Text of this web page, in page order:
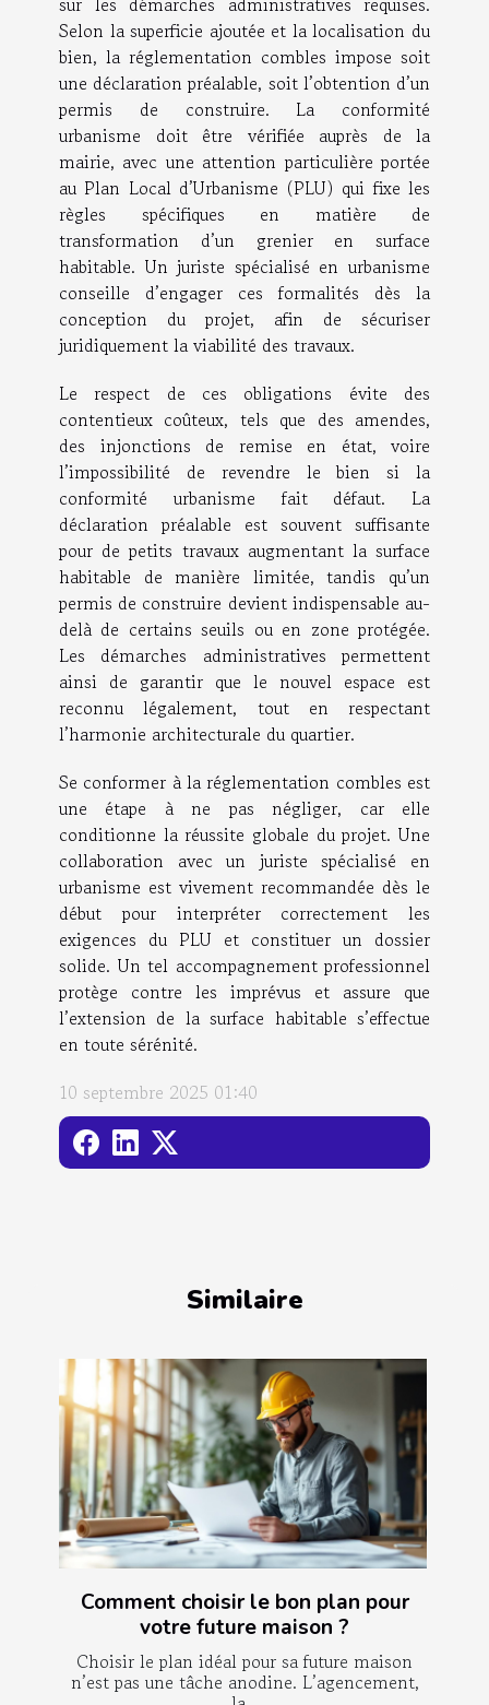
Selon la superficie ajoutée et la localisation du
bien, la réglementation combles impose soit
une déclaration préalable, soit l’obtention d’un
permis de construire. La conformité
urbanisme doit être vérifiée auprès de la
mairie, avec une attention particulière portée
au Plan Local d’Urbanisme (PLU) qui fixe les
règles spécifiques en matière de
transformation d’un grenier en surface
habitable. Un juriste spécialisé en urbanisme
conseille d’engager ces formalités dès la
conception du projet, afin de sécuriser
juridiquement la viabilité des travaux.
Le respect de ces obligations évite des
contentieux coûteux, tels que des amendes,
des injonctions de remise en état, voire
l’impossibilité de revendre le bien si la
conformité urbanisme fait défaut. La
déclaration préalable est souvent suffisante
pour de petits travaux augmentant la surface
habitable de manière limitée, tandis qu’un
permis de construire devient indispensable au-
delà de certains seuils ou en zone protégée.
Les démarches administratives permettent
ainsi de garantir que le nouvel espace est
reconnu légalement, tout en respectant
l’harmonie architecturale du quartier.
Se conformer à la réglementation combles est
une étape à ne pas négliger, car elle
conditionne la réussite globale du projet. Une
collaboration avec un juriste spécialisé en
urbanisme est vivement recommandée dès le
début pour interpréter correctement les
exigences du PLU et constituer un dossier
solide. Un tel accompagnement professionnel
protège contre les imprévus et assure que
l’extension de la surface habitable s’effectue
en toute sérénité.
10 septembre 2025 01:40
Similaire
Comment choisir le bon plan pour
votre future maison ?
Choisir le plan idéal pour sa future maison
n’est pas une tâche anodine. L’agencement,